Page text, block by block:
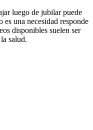
luego de jubilar puede
una necesidad responde
disponibles suelen ser
salud.